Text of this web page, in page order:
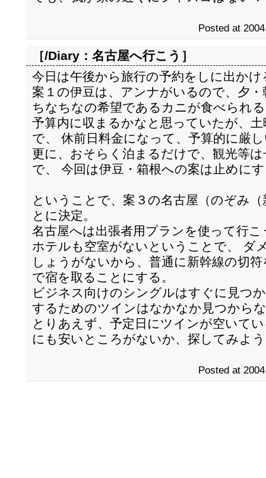
Posted at
［/Diary： 名古屋へ行こう ］
今日は午後から旅行の予約をしに出かけ
案１の伊豆は、アンナがいるので、夕
ちなちなの希望であるカニが食べられ
予算内に収まるかなと思っていたが、
で、 休前日料金になって、予算的に厳
更に、おそらく泊まるだけで、観光等
で、 今回は伊豆・箱根への案は止めに
ということで、案３の名古屋（のぞみ
とに決定。
名古屋へは出張者用プランを使って行
ホテルも空室がないということで、 ダ
しょうがないから、普通に新幹線の切
で宿を取ることにする。
ビジネス向けのシングルはすぐに見つ
するためのツインはなかなか見つから
とりあえず、予定日にツインが空いて
にも安いところがないか、探してみよ
Posted at